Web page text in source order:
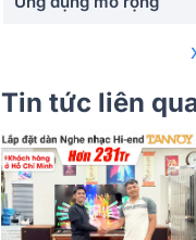
Phân khúc
Công suất tiêu thụ
Tần số đáp tuyến
Tin tức liên